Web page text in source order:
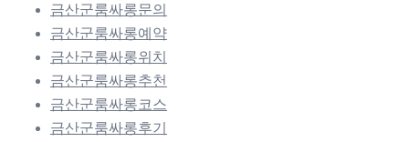
금산군룸싸롱문의
금산군룸싸롱예약
금산군룸싸롱위치
금산군룸싸롱추천
금산군룸싸롱코스
금산군룸싸롱후기